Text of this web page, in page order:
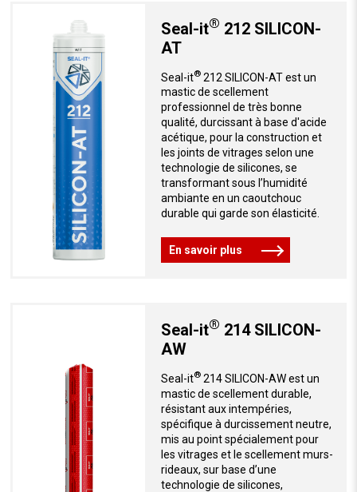
Seal-it® 212 SILICON-
AT
Seal-it®212 SILICON-AT est un
mastic de scellement
professionnel de très bonne
qualité, durcissant à base d'acide
acétique, pour la construction et
les joints de vitrages selon une
technologie de silicones, se
transformant sous l’humidité
ambiante en un caoutchouc
durable qui garde son élasticité.
En savoir plus
Seal-it® 214 SILICON-
AW
Seal-it®214 SILICON-AW est un
mastic de scellement durable,
résistant aux intempéries,
spécifique à durcissement neutre,
mis au point spécialement pour
les vitrages et le scellement murs-
rideaux, sur base d’une
technologie de silicones,